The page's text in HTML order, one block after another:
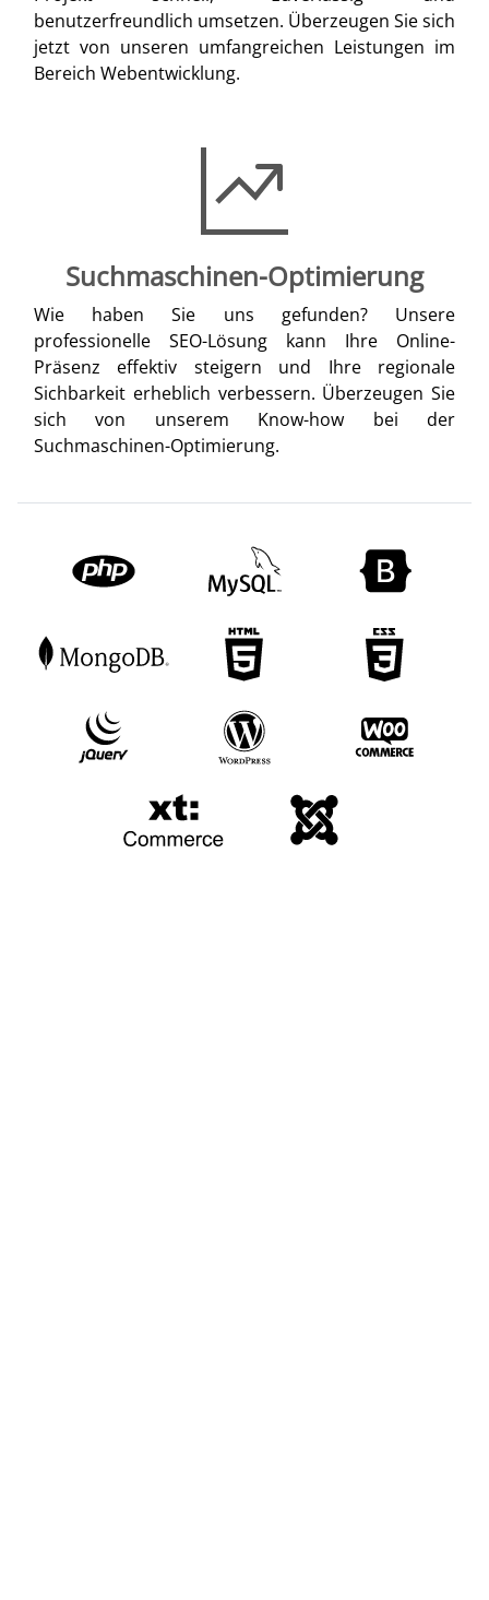
benutzerfreundlich umsetzen. Überzeugen Sie sich
jetzt von unseren umfangreichen Leistungen im
Bereich Webentwicklung.
Suchmaschinen-Optimierung
Wie haben Sie uns gefunden? Unsere
professionelle SEO-Lösung kann Ihre Online-
Präsenz effektiv steigern und Ihre regionale
Sichbarkeit erheblich verbessern. Überzeugen Sie
sich von unserem Know-how bei der
Suchmaschinen-Optimierung.